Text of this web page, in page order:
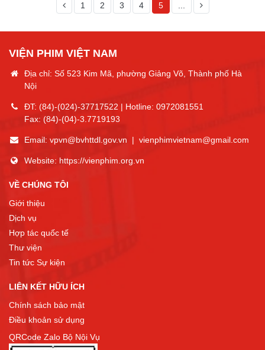
1 2 3 4 5
VIỆN PHIM VIỆT NAM
Địa chỉ: Số 523 Kim Mã, phường Giảng Võ, Thành phố Hà
Nội
ĐT: (84)-(024)-37717522 | Hotline: 0972081551
Fax: (84)-(04)-3.7719193
Email: vpvn@bvhttdl.gov.vn | vienphimvietnam@gmail.com
Website: https://vienphim.org.vn
VỀ CHÚNG TÔI
Giới thiệu
Dịch vụ
Hợp tác quốc tế
Thư viện
Tin tức Sự kiện
LIÊN KẾT HỮU ÍCH
Chính sách bảo mật
Điều khoản sử dụng
QRCode Zalo Bộ Nội Vụ